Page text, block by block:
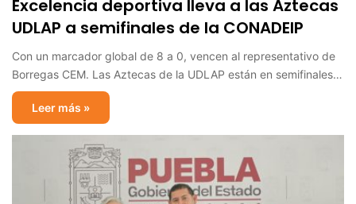
Excelencia deportiva lleva a las Aztecas
UDLAP a semifinales de la CONADEIP
Con un marcador global de 8 a 0, vencen al representativo de
Borregas CEM. Las Aztecas de la UDLAP están en semifinales…
Leer más »